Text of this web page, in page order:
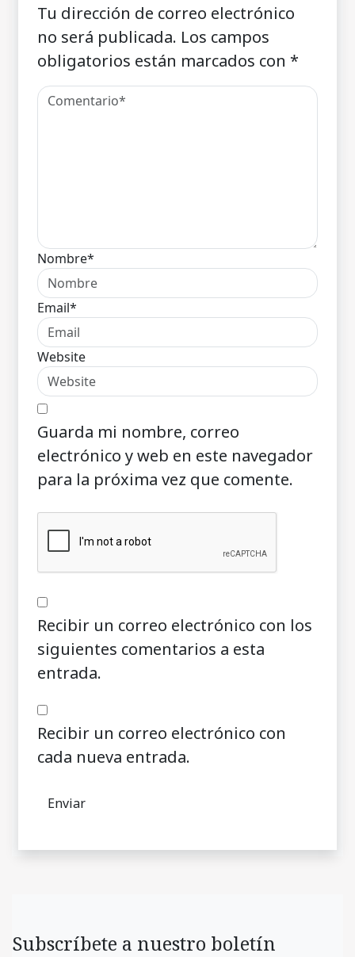
Tu dirección de correo electrónico
no será publicada. Los campos
obligatorios están marcados con *
Nombre*
Email*
Website
Guarda mi nombre, correo
electrónico y web en este navegador
para la próxima vez que comente.
Recibir un correo electrónico con los
siguientes comentarios a esta
entrada.
Recibir un correo electrónico con
cada nueva entrada.
Subscríbete a nuestro boletín